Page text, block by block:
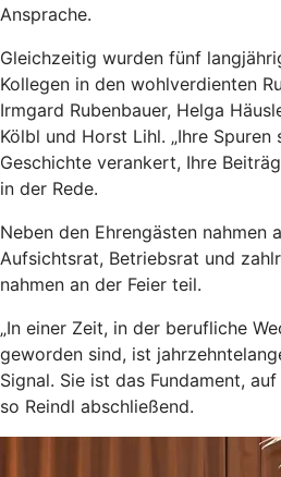
Ansprache.
Gleichzeitig wurden fünf
Kollegen in den wohlverdienten
Irmgard Rubenbauer, Helga
Kölbl und Horst Lihl. „Ihre
Geschichte verankert, Ihre
in der Rede.
Neben den Ehrengästen nahmen
Aufsichtsrat, Betriebsrat und
nahmen an der Feier teil.
„In einer Zeit, in der berufliche
geworden sind, ist
Signal. Sie ist das Fundament,
so Reindl abschließend.